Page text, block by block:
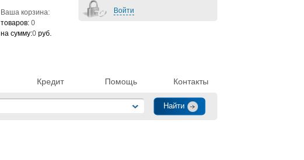
Кредит Помощь Контакты
Войти
Ваша корзина:
товаров: 0
на сумму:0 руб.